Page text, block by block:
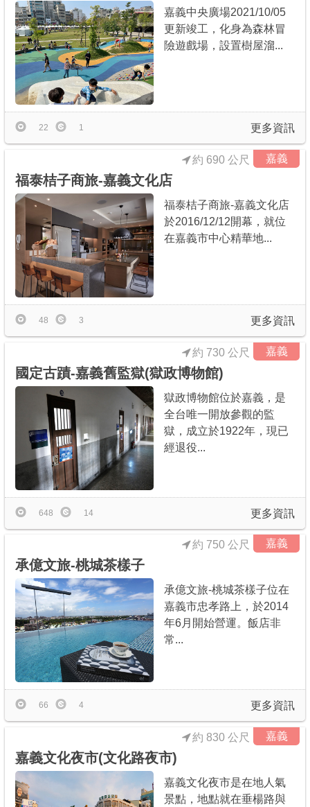
嘉義中央廣場2021/10/05
更新竣工，化身為森林冒
險遊戲場，設置樹屋溜...
更多資訊
22 1
嘉義
約 690 公尺
福泰桔子商旅-嘉義文化店
福泰桔子商旅-嘉義文化店
於2016/12/12開幕，就位
在嘉義市中心精華地...
更多資訊
48 3
嘉義
約 730 公尺
國定古蹟-嘉義舊監獄(獄政博物館)
獄政博物館位於嘉義，是
全台唯一開放參觀的監
獄，成立於1922年，現已
經退役...
更多資訊
648 14
嘉義
約 750 公尺
承億文旅-桃城茶樣子
承億文旅-桃城茶樣子位在
嘉義市忠孝路上，於2014
年6月開始營運。飯店非
常...
更多資訊
66 4
嘉義
約 830 公尺
嘉義文化夜市(文化路夜市)
嘉義文化夜市是在地人氣
景點，地點就在垂楊路與